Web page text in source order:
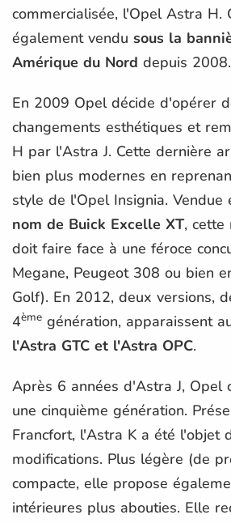
commercialisée, l'Opel Astra H.
également vendu sous la
Amérique du Nord depuis 2008.
En 2009 Opel décide d'opérer
changements esthétiques et
H par l'Astra J. Cette dernière
bien plus modernes en
style de l'Opel Insignia. Vendue
nom de Buick Excelle XT, cette
doit faire face à une féroce
Megane, Peugeot 308 ou bien
Golf). En 2012, deux versions,
4ème génération, apparaissent
l'Astra GTC et l'Astra OPC.
Après 6 années d'Astra J, Opel
une cinquième génération.
Francfort, l'Astra K a été l'objet
modifications. Plus légère (de
compacte, elle propose
intérieures plus abouties. Elle